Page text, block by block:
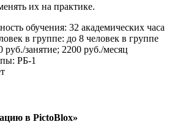
их на практике.
обучения: 32 академических часа
в группе: до 8 человек в группе
руб./занятие; 2200 руб./месяц
РБ-1
в PictoBlox»